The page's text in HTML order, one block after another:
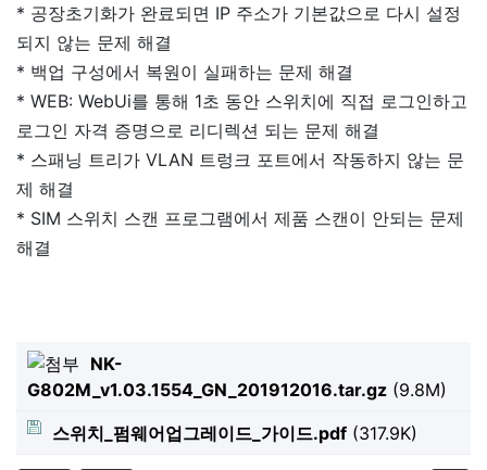
* 공장초기화가 완료되면 IP 주소가 기본값으로 다시 설정
되지 않는 문제 해결
* 백업 구성에서 복원이 실패하는 문제 해결
* WEB: WebUi를 통해 1초 동안 스위치에 직접 로그인하고
로그인 자격 증명으로 리디렉션 되는 문제 해결
* 스패닝 트리가 VLAN 트렁크 포트에서 작동하지 않는 문
제 해결
* SIM 스위치 스캔 프로그램에서 제품 스캔이 안되는 문제
해결
NK-
G802M_v1.03.1554_GN_201912016.tar.gz (9.8M)
스위치_펌웨어업그레이드_가이드.pdf (317.9K)